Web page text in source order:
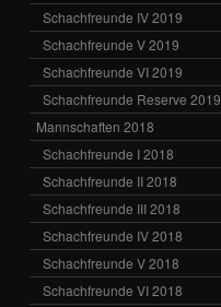
Schachfreunde IV 2019
Schachfreunde V 2019
Schachfreunde VI 2019
Schachfreunde Reserve 2019
Mannschaften 2018
Schachfreunde I 2018
Schachfreunde II 2018
Schachfreunde III 2018
Schachfreunde IV 2018
Schachfreunde V 2018
Schachfreunde VI 2018